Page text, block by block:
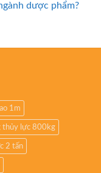
dược phẩm?
1m
thủy lực 800kg
2 tấn